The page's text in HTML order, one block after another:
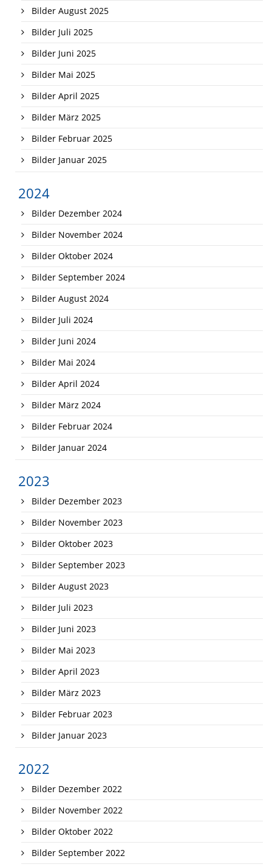
Bilder August 2025
Bilder Juli 2025
Bilder Juni 2025
Bilder Mai 2025
Bilder April 2025
Bilder März 2025
Bilder Februar 2025
Bilder Januar 2025
2024
Bilder Dezember 2024
Bilder November 2024
Bilder Oktober 2024
Bilder September 2024
Bilder August 2024
Bilder Juli 2024
Bilder Juni 2024
Bilder Mai 2024
Bilder April 2024
Bilder März 2024
Bilder Februar 2024
Bilder Januar 2024
2023
Bilder Dezember 2023
Bilder November 2023
Bilder Oktober 2023
Bilder September 2023
Bilder August 2023
Bilder Juli 2023
Bilder Juni 2023
Bilder Mai 2023
Bilder April 2023
Bilder März 2023
Bilder Februar 2023
Bilder Januar 2023
2022
Bilder Dezember 2022
Bilder November 2022
Bilder Oktober 2022
Bilder September 2022